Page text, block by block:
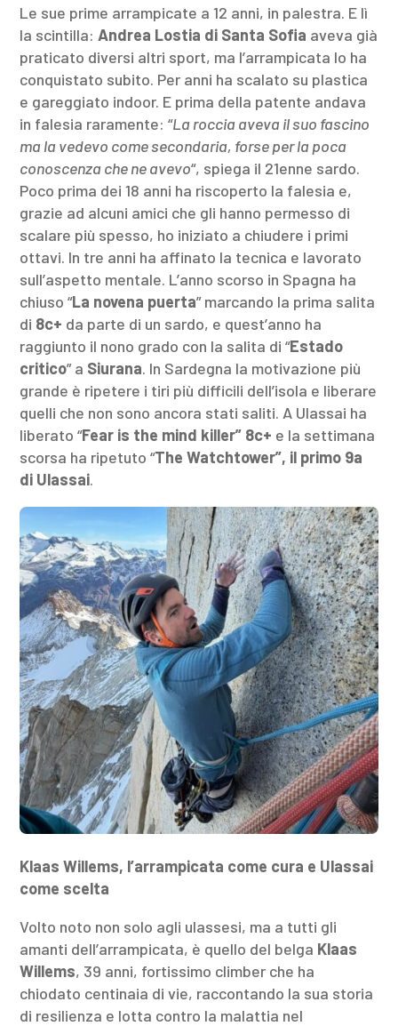
Le sue prime arrampicate a 12 anni, in palestra. E lì
la scintilla: Andrea Lostia di Santa Sofia aveva già
praticato diversi altri sport, ma l’arrampicata lo ha
conquistato subito. Per anni ha scalato su plastica
e gareggiato indoor. E prima della patente andava
in falesia raramente: “La roccia aveva il suo fascino
ma la vedevo come secondaria, forse per la poca
conoscenza che ne avevo“, spiega il 21enne sardo.
Poco prima dei 18 anni ha riscoperto la falesia e,
grazie ad alcuni amici che gli hanno permesso di
scalare più spesso, ho iniziato a chiudere i primi
ottavi. In tre anni ha affinato la tecnica e lavorato
sull’aspetto mentale. L’anno scorso in Spagna ha
chiuso “La novena puerta” marcando la prima salita
di 8c+ da parte di un sardo, e quest’anno ha
raggiunto il nono grado con la salita di “Estado
critico” a Siurana. In Sardegna la motivazione più
grande è ripetere i tiri più difficili dell’isola e liberare
quelli che non sono ancora stati saliti. A Ulassai ha
liberato “Fear is the mind killer” 8c+ e la settimana
scorsa ha ripetuto “The Watchtower”, il primo 9a
di Ulassai.
Klaas Willems, l’arrampicata come cura e Ulassai
come scelta
Volto noto non solo agli ulassesi, ma a tutti gli
amanti dell’arrampicata, è quello del belga Klaas
Willems, 39 anni, fortissimo climber che ha
chiodato centinaia di vie, raccontando la sua storia
di resilienza e lotta contro la malattia nel